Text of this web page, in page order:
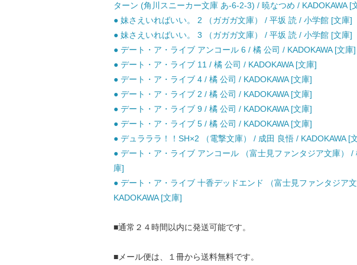
ターン (角川スニーカー文庫 あ-6-2-3) / 暁なつめ / KADOKAWA [
● 妹さえいればいい。 2 （ガガガ文庫） / 平坂 読 / 小学館 [文庫]
● 妹さえいればいい。 3 （ガガガ文庫） / 平坂 読 / 小学館 [文庫]
● デート・ア・ライブ アンコール 6 / 橘 公司 / KADOKAWA [文庫]
● デート・ア・ライブ 11 / 橘 公司 / KADOKAWA [文庫]
● デート・ア・ライブ 4 / 橘 公司 / KADOKAWA [文庫]
● デート・ア・ライブ 2 / 橘 公司 / KADOKAWA [文庫]
● デート・ア・ライブ 9 / 橘 公司 / KADOKAWA [文庫]
● デート・ア・ライブ 5 / 橘 公司 / KADOKAWA [文庫]
● デュラララ！！SH×2 （電撃文庫） / 成田 良悟 / KADOKAWA [
● デート・ア・ライブ アンコール （富士見ファンタジア文庫） /
庫]
● デート・ア・ライブ 十香デッドエンド （富士見ファンタジア
KADOKAWA [文庫]
■通常２４時間以内に発送可能です。
■メール便は、１冊から送料無料です。